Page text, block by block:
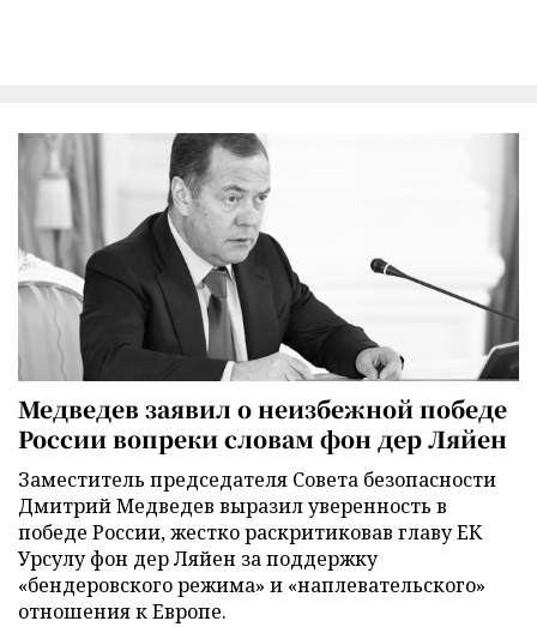
Медведев заявил о неизбежной победе
России вопреки словам фон дер Ляйен
Заместитель председателя Совета безопасности
Дмитрий Медведев выразил уверенность в
победе России, жестко раскритиковав главу ЕК
Урсулу фон дер Ляйен за поддержку
«бендеровского режима» и «наплевательского»
отношения к Европе.